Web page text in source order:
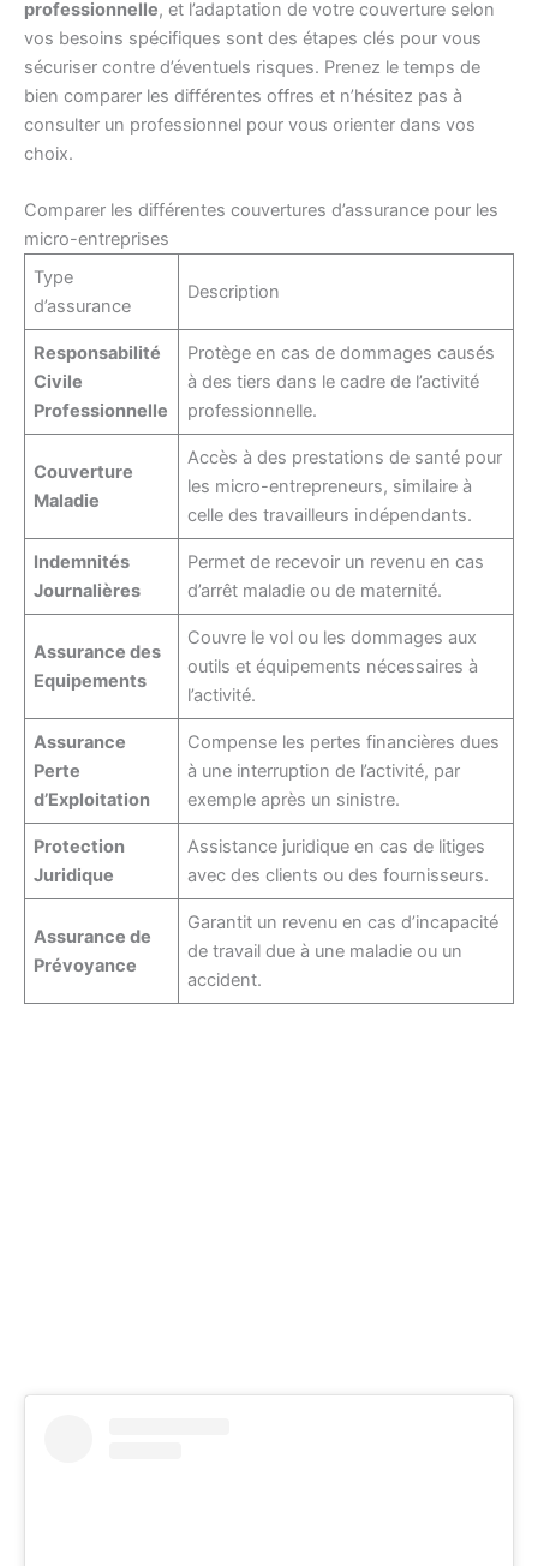
professionnelle, et l’adaptation de votre couverture selon
vos besoins spécifiques sont des étapes clés pour vous
sécuriser contre d’éventuels risques. Prenez le temps de
bien comparer les différentes offres et n’hésitez pas à
consulter un professionnel pour vous orienter dans vos
choix.
Comparer les différentes couvertures d’assurance pour les
micro-entreprises
Type
d’assurance
Description
Responsabilité
Civile
Professionnelle
Protège en cas de dommages causés
à des tiers dans le cadre de l’activité
professionnelle.
Couverture
Maladie
Accès à des prestations de santé pour
les micro-entrepreneurs, similaire à
celle des travailleurs indépendants.
Indemnités
Journalières
Permet de recevoir un revenu en cas
d’arrêt maladie ou de maternité.
Assurance des
Equipements
Couvre le vol ou les dommages aux
outils et équipements nécessaires à
l’activité.
Assurance
Perte
d’Exploitation
Compense les pertes financières dues
à une interruption de l’activité, par
exemple après un sinistre.
Protection
Juridique
Assistance juridique en cas de litiges
avec des clients ou des fournisseurs.
Assurance de
Prévoyance
Garantit un revenu en cas d’incapacité
de travail due à une maladie ou un
accident.